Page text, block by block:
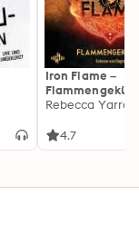
Iron Flame –
heißersehnte
Rebecca Yarros
4.7